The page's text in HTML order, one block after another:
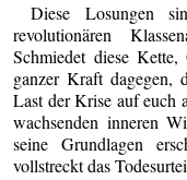
Diese Losungen
revolutionären
Schmiedet diese
ganzer Kraft dagegen,
Last der Krise auf euch
wachsenden inneren
seine Grundlagen
vollstreckt das